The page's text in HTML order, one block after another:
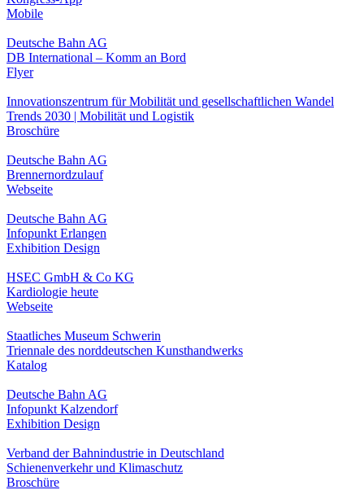
Mobile
Deutsche Bahn AG
DB International – Komm an Bord
Flyer
Innovationszentrum für Mobilität und gesellschaftlichen Wandel
Trends 2030 | Mobilität und Logistik
Broschüre
Deutsche Bahn AG
Brennernordzulauf
Webseite
Deutsche Bahn AG
Infopunkt Erlangen
Exhibition Design
HSEC GmbH & Co KG
Kardiologie heute
Webseite
Staatliches Museum Schwerin
Triennale des norddeutschen Kunsthandwerks
Katalog
Deutsche Bahn AG
Infopunkt Kalzendorf
Exhibition Design
Verband der Bahnindustrie in Deutschland
Schienenverkehr und Klimaschutz
Broschüre